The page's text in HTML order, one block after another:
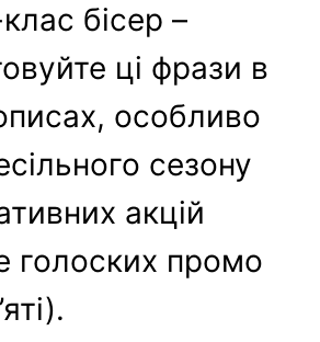
бісер –
ці фрази в
особливо
сезону
акцій
голоских промо